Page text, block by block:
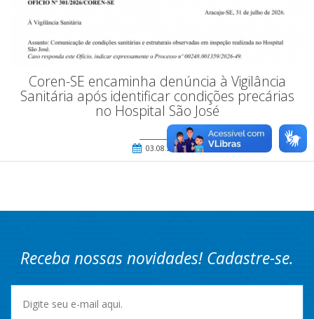
Coren-SE encaminha denúncia à Vigilância
Sanitária após identificar condições precárias
no Hospital São José
03.08.2026
Receba nossas novidades! Cadastre-se.